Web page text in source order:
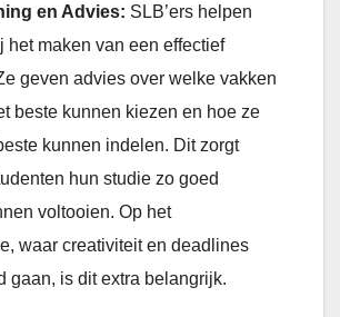
en Advies: SLB’ers helpen
het maken van een effectief
geven advies over welke vakken
beste kunnen kiezen en hoe ze
kunnen indelen. Dit zorgt
hun studie zo goed
voltooien. Op het
waar creativiteit en deadlines
gaan, is dit extra belangrijk.